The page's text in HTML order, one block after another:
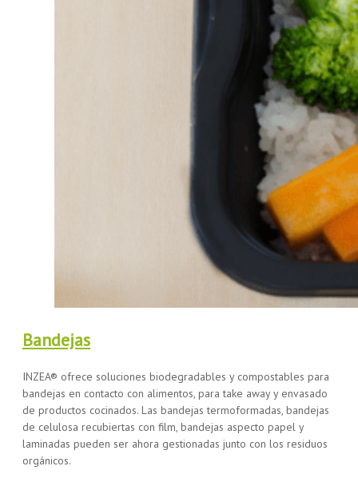
Bandejas
INZEA® ofrece soluciones biodegradables y compostables para
bandejas en contacto con alimentos, para take away y envasado
de productos cocinados. Las bandejas termoformadas, bandejas
de celulosa recubiertas con film, bandejas aspecto papel y
laminadas pueden ser ahora gestionadas junto con los residuos
orgánicos.